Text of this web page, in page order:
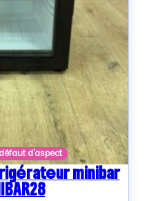
d'aspect
minibar